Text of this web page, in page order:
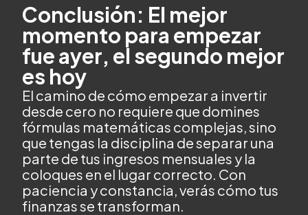
Conclusión: El mejor
momento para empezar
fue ayer, el segundo mejor
es hoy
El camino de cómo empezar a invertir
desde cero no requiere que domines
fórmulas matemáticas complejas, sino
que tengas la disciplina de separar una
parte de tus ingresos mensuales y la
coloques en el lugar correcto. Con
paciencia y constancia, verás cómo tus
finanzas se transforman.